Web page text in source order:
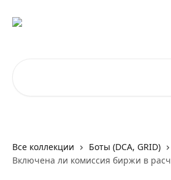
Все коллекции
Боты (DCA, GRID)
Включена ли комиссия биржи в